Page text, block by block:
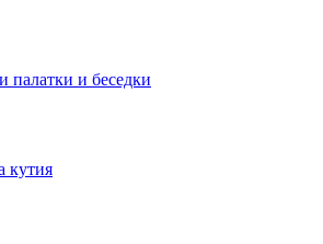
палатки и беседки
кутия